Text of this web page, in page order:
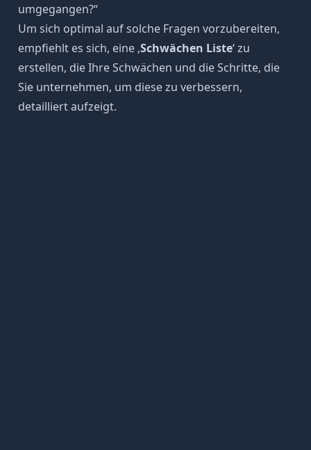
umgegangen?“
Um sich optimal auf solche Fragen vorzubereiten,
empfiehlt es sich, eine ‚Schwächen Liste‘ zu
erstellen, die Ihre Schwächen und die Schritte, die
Sie unternehmen, um diese zu verbessern,
detailliert aufzeigt.